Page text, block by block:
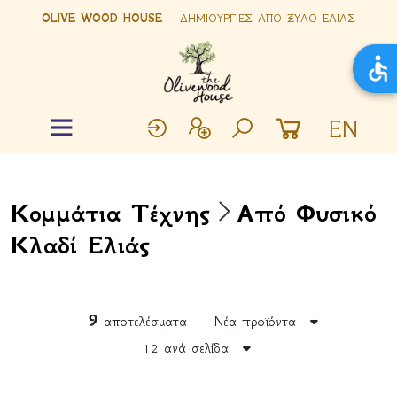
OLIVE WOOD HOUSE ΔΗΜΙΟΥΡΓΙΕΣ ΑΠΟ ΞΥΛΟ ΕΛΙΑΣ
EN
Κομμάτια Τέχνης
Από Φυσικό
Κλαδί Ελιάς
9 αποτελέσματα
Νέα προϊόντα
12 ανά σελίδα